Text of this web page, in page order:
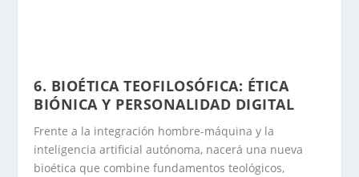
6. BIOÉTICA TEOFILOSÓFICA: ÉTICA
BIÓNICA Y PERSONALIDAD DIGITAL
Frente a la integración hombre-máquina y la
inteligencia artificial autónoma, nacerá una nueva
bioética que combine fundamentos teológicos,